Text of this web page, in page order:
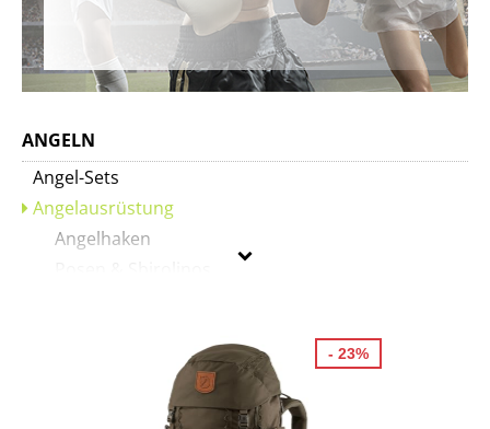
ANGELN
Angel-Sets
Angelausrüstung
Angelhaken
Angelgeräte & Zubehör
- 23%